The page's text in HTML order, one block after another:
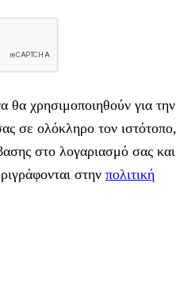
θα χρησιμοποιηθούν για την
σε ολόκληρο τον ιστότοπο,
στο λογαριασμό σας και
στην πολιτική